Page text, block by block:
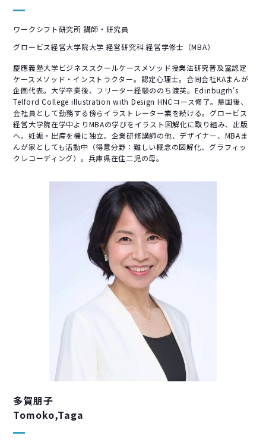
ワークシフト研究所 講師・研究員
グロービス経営大学院大学 経営研究科 経営学修士（MBA）
慶應義塾大学ビジネススクールケースメソッド授業法研究普及室認定
ケースメソッド・インストラクター。認定心理士。合同会社KAまんが
企画代表。大学卒業後、フリーター経験ののち渡英。Edinbugrh's
Telford College illustration with Design HNCコース修了。帰国後、
会社員として勤務する傍らイラストレーター業を続ける。グロービス
経営大学院在学中よりMBAの学びをイラスト図解化に取り組み、出版
へ。妊娠・出産を機に独立。企業研修講師の他、デザイナー、MBAま
んが家としても活動中（得意分野：難しい概念の図解化、グラフィッ
クレコーディング）。兵庫県在住二児の母。
多賀朋子
Tomoko,Taga